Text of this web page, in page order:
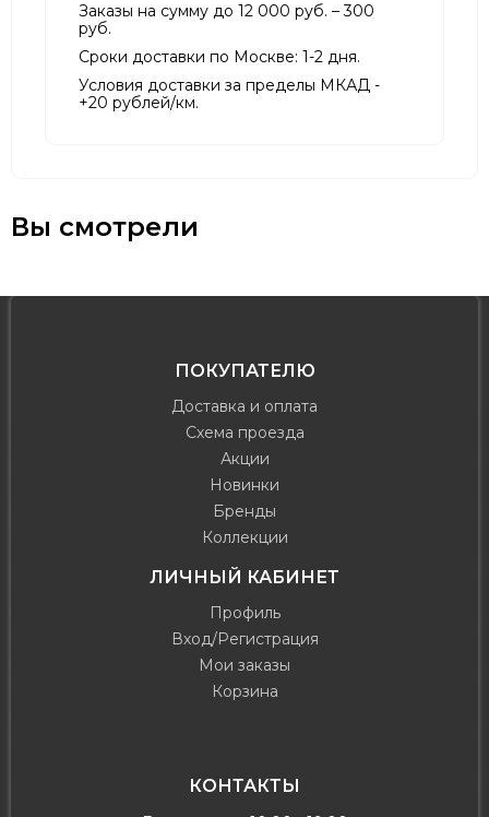
Заказы на сумму до 12 000 руб. – 300
руб.
Сроки доставки по Москве: 1-2 дня.
Условия доставки за пределы МКАД -
+20 рублей/км.
Вы смотрели
ПОКУПАТЕЛЮ
Доставка и оплата
Схема проезда
Акции
Новинки
Бренды
Коллекции
ЛИЧНЫЙ КАБИНЕТ
Профиль
Вход/Регистрация
Мои заказы
Корзина
КОНТАКТЫ